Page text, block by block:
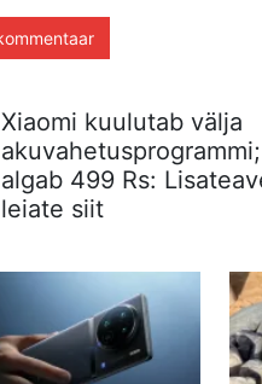
Xiaomi kuulutab välja
algab 499 Rs:
leiate siit